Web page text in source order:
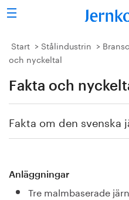
Sök
Stålindustrin
Forskning/utbildning
Publicerat
Start Stålindustrin
och nyckeltal
Fakta och
Fakta om den svenska
Anläggningar
Tre malmbaserade